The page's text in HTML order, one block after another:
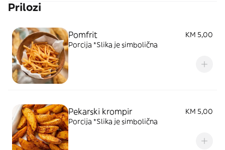
Prilozi
Pomfrit
KM 5,00
Porcija *Slika je simbolična
Pekarski krompir
KM 5,00
Porcija *Slika je simbolična